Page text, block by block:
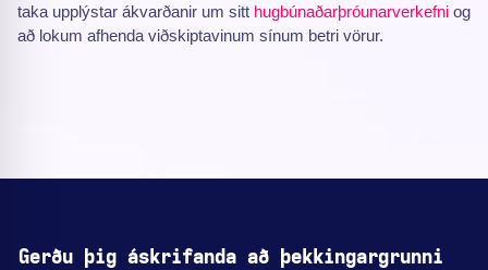
taka upplýstar ákvarðanir um sitt hugbúnaðarþróunarverkefni og
að lokum afhenda viðskiptavinum sínum betri vörur.
Gerðu þig áskrifanda að þekkingargrunni